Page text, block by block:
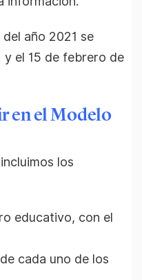
año 2021 se
y el 15 de febrero de
en el Modelo
los
educativo, con el
cada uno de los